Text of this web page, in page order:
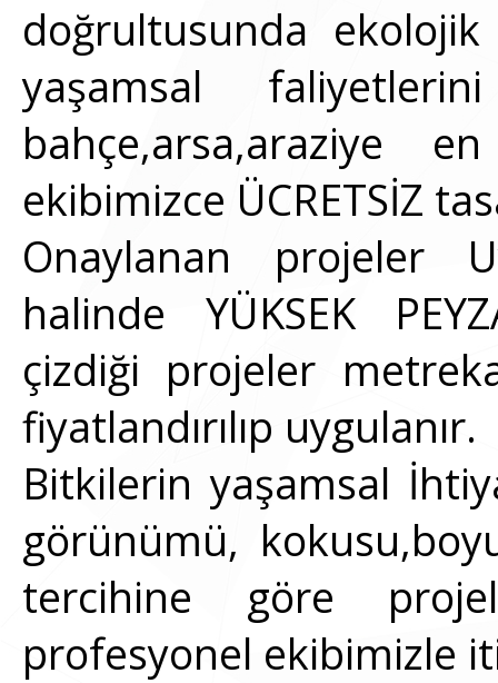
doğrultusunda
yaşamsal
bahçe,arsa,araziye
ekibimizce ÜCRETSİZ
Onaylanan projeler
halinde YÜKSEK
çizdiği projeler
fiyatlandırılıp uygulanır.
Bitkilerin yaşamsal
görünümü,
tercihine göre
profesyonel ekibimizle